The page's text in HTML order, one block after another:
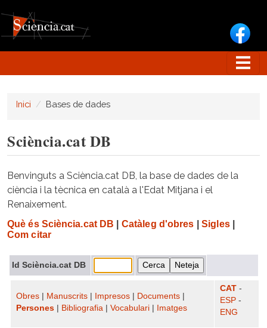
Inici Bases de dades
Sciència.cat DB
Benvinguts a Sciència.cat DB, la base de dades de la
ciència i la tècnica en català a l'Edat Mitjana i el
Renaixement.
Què és Sciència.cat DB Catàleg d'obres Sigles|
Com citar
Id Sciència.cat DB
Obres Manuscrits Impresos Documents
Persones
Bibliografia Vocabulari Imatges
CAT -
ESP -
ENG